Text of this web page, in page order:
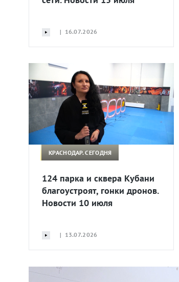
| 16.07.2026
КРАСНОДАР. СЕГОДНЯ
124 парка и сквера Кубани
благоустроят, гонки дронов.
Новости 10 июля
| 13.07.2026